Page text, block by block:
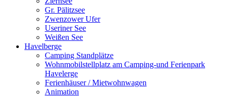
Gr. Pälitzsee
Zwenzower Ufer
Useriner See
Weißen See
Havelberge
Camping Standplätze
Wohnmobilstellplatz am Camping-und Ferienpark
Havelerge
Ferienhäuser / Mietwohnwagen
Animation